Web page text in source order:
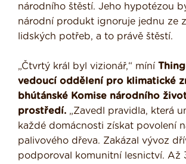
národního štěstí. Jeho hypotézou
národní produkt ignoruje jednu ze
lidských potřeb, a to právě štěstí.
„Čtvrtý král byl vizionář,“ míní
vedoucí oddělení pro klimatické
bhútánské Komise národního
prostředí. „Zavedl pravidla, která
každé domácnosti získat povolení
palivového dřeva. Zakázal vývoz
podporoval komunitní lesnictví. Až